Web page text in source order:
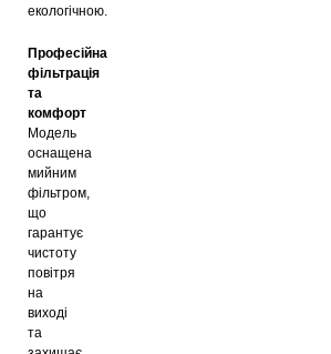
екологічною.
Професійна
фільтрація
та
комфорт
Модель
оснащена
мийним
фільтром,
що
гарантує
чистоту
повітря
на
виході
та